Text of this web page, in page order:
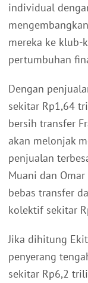
individual
mereka ke klub-
pertumbuhan
Dengan
sekitar Rp1,64
bersih transfer
akan melonjak
penjualan
Muani dan
bebas transfer
kolektif sekitar
Jika dihitung
penyerang
sekitar Rp6,2